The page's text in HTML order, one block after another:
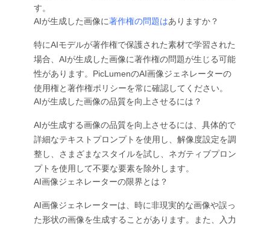
す。
AIが生成した画像に著作権の問題はありますか？
特にAIモデルが著作権で保護された素材で学習された
場合、AIが生成した画像に著作権の問題が生じる可能
性があります。PicLumenのAI画像ジェネレーターの
使用権と著作権ポリシーを常に確認してください。
AIが生成した画像の品質を向上させるには？
AIが生成する画像の品質を向上させるには、具体的で
詳細なテキストプロンプトを使用し、解像度設定を調
整し、さまざまなスタイルを試し、ネガティブプロン
プトを使用して不要な要素を除外します。
AI画像ジェネレーターの限界とは？
AI画像ジェネレーターは、時に非現実的な画像や誤っ
た形状の画像を生成することがあります。また、入力